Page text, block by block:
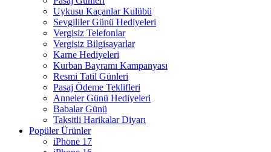
Uykusu Kaçanlar Kulübü
Sevgililer Günü Hediyeleri
Vergisiz Telefonlar
Vergisiz Bilgisayarlar
Karne Hediyeleri
Kurban Bayramı Kampanyası
Resmi Tatil Günleri
Pasaj Ödeme Teklifleri
Anneler Günü Hediyeleri
Babalar Günü
Taksitli Harikalar Diyarı
Popüler Ürünler
iPhone 17